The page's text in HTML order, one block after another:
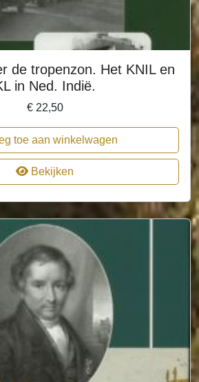
de tropenzon. Het KNIL en
in Ned. Indië.
€22,50
toe aan winkelwagen
Bekijken